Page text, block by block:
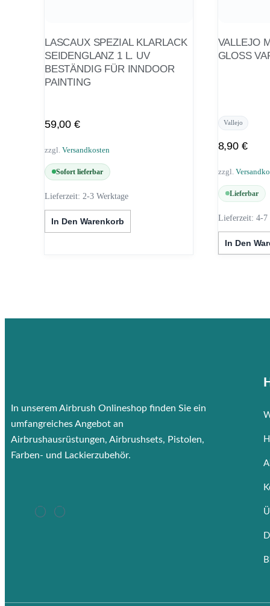
LASCAUX SPEZIAL KLARLACK
SEIDENGLANZ 1 L. UV
BESTÄNDIG FÜR INNDOOR
PAINTING
59,00 €
zzgl. Versandkosten
Sofort lieferbar
Lieferzeit: 2-3 Werktage
In Den Warenkorb
VALLEJO
GLOSS
Vallejo
8,90 €
zzgl.
Lieferbar
Lieferzeit: 4-7
In Den
In unserem Airbrush Onlineshop finden Sie ein
umfangreiches Angebot an
Airbrushausrüstungen, Airbrushsets, Pistolen,
Farben- und Lackierzubehör.